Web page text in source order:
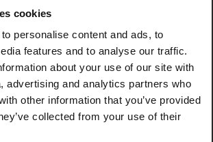
cookies
personalise content and ads, to
features and to analyse our traffic.
about your use of our site with
advertising and analytics partners who
other information that you’ve provided
collected from your use of their
Pro